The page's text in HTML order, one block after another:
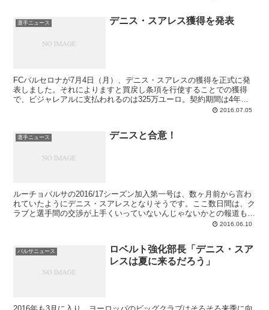
2016年夏には欧州選手権も控えているという状況でしたから、難し
い決断だったのは間違いなく。よくぞ残留を選んでくれたと彼をハグ
かり無くなったかといえばそうでもなく、チーム内での役割には今も
選手ニュース デニス・スアレス獲得を発表
FCバルセロナが7月4日（月）、デニス・スアレスの獲得を正式に発
表しました。それによりますと買戻し条項を行使することでの獲得
で、ビジャレアルに支払われるのは325万ユーロ。契約期間は4年間
で、その4シーズンでの出場試合数に応じて1年延長のオプションが
ョンは水曜日とのことです。
2016.07.05
選手ニュース デニスと合意！
ルーチョバルサの2016/17シーズン加入第一号は、数ヶ月前から言わ
れていたようにデニス・スアレスとなりそうです。ここ数日間は、ク
ラブと選手間の交渉が上手くいっていないんじゃないかとの報道もあ
りましたが、無事ファンの望むところに落ち着いたようなのでホッと
ラブからの公式発表は7月1日になるだろうとのこと。買戻しに必要
なのは350万ユーロ。バルセロナとは4年契約を結ぶとされていま
2016.06.10
バルサニュース
ロベルト強化部長「デニス・スア
レスは夏に来るだろう」